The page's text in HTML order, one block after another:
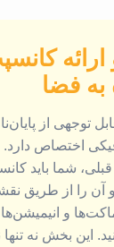
به فضا
توجهی از
اختصاص
شما باید
آن را از طریق
و
این بخش نه تنها